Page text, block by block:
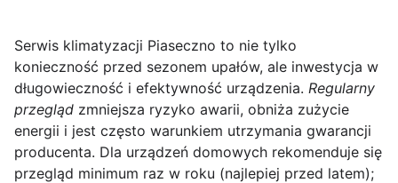
Serwis klimatyzacji Piaseczno to nie tylko
konieczność przed sezonem upałów, ale inwestycja w
długowieczność i efektywność urządzenia. Regularny
przegląd zmniejsza ryzyko awarii, obniża zużycie
energii i jest często warunkiem utrzymania gwarancji
producenta. Dla urządzeń domowych rekomenduje się
przegląd minimum raz w roku (najlepiej przed latem);